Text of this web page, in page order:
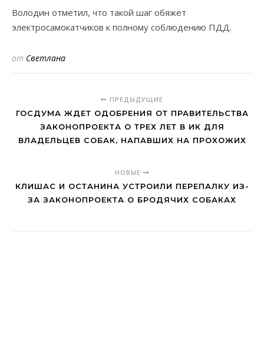
Володин отметил, что такой шаг обяжет
электросамокатчиков к полному соблюдению ПДД.
от Светлана
ПРЕДЫДУЩИЕ
ГОСДУМА ЖДЕТ ОДОБРЕНИЯ ОТ ПРАВИТЕЛЬСТВА
ЗАКОНОПРОЕКТА О ТРЕХ ЛЕТ В ИК ДЛЯ
ВЛАДЕЛЬЦЕВ СОБАК, НАПАВШИХ НА ПРОХОЖИХ
НОВЫЕ
КЛИШАС И ОСТАНИНА УСТРОИЛИ ПЕРЕПАЛКУ ИЗ-
ЗА ЗАКОНОПРОЕКТА О БРОДЯЧИХ СОБАКАХ